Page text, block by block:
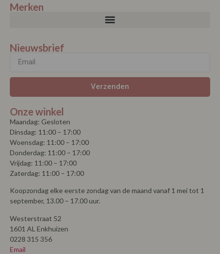
Merken
Nieuwsbrief
Verzenden
Onze winkel
Maandag: Gesloten
Dinsdag: 11:00 – 17:00
Woensdag: 11:00 – 17:00
Donderdag: 11:00 – 17:00
Vrijdag: 11:00 – 17:00
Zaterdag: 11:00 – 17:00
Koopzondag elke eerste zondag van de maand vanaf 1 mei tot 1
september, 13.00 – 17.00 uur.
Westerstraat 52
1601 AL Enkhuizen
0228 315 356
Email